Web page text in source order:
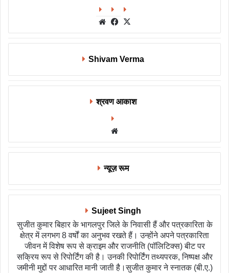
WebsiteFacebook
Shivam Verma
श्रवण आकाश
न्यूज़ रूम
Sujeet Singh
सुजीत कुमार बिहार के भागलपुर जिले के निवासी हैं और पत्रकारिता के
क्षेत्र में लगभग 8 वर्षों का अनुभव रखते हैं। उन्होंने अपने पत्रकारिता
जीवन में विशेष रूप से क्राइम और राजनीति (पॉलिटिक्स) बीट पर
सक्रिय रूप से रिपोर्टिंग की है। उनकी रिपोर्टिंग तथ्यपरक, निष्पक्ष और
जमीनी मुद्दों पर आधारित मानी जाती है।सुजीत कुमार ने स्नातक (बी.ए.)